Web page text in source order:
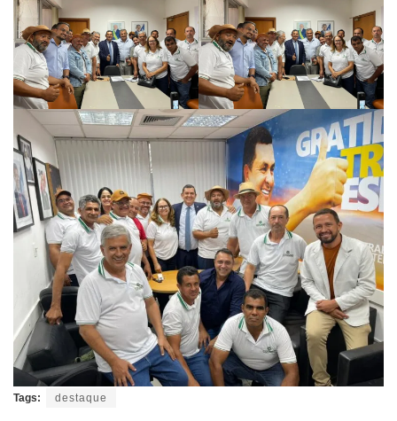
Tags: destaque